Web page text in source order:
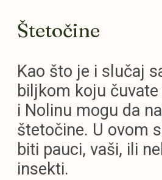
Štetočine
Kao što je i slučaj
biljkom koju
i Nolinu mogu da
štetočine. U ovom
biti pauci, vaši, ili
insekti.